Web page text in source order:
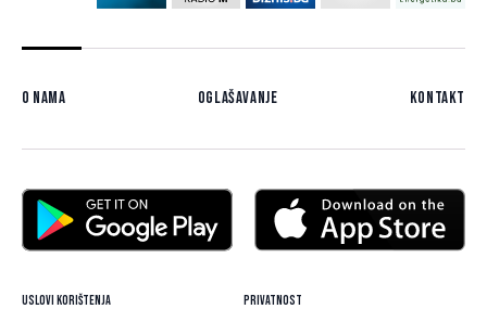
O nama Oglašavanje Kontakt
Uslovi korištenja Privatnost